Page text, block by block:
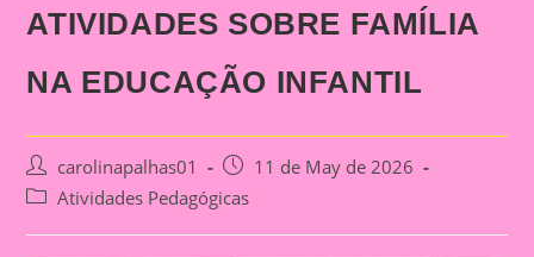
ATIVIDADES SOBRE FAMÍLIA
NA EDUCAÇÃO INFANTIL
Post
author:
carolinapalhas01
Post
published:
11 de May de 2026
PostAtividades Pedagógicas